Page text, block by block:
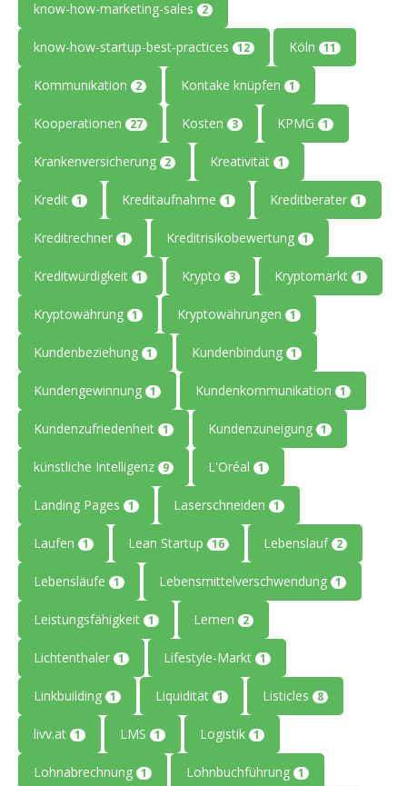
know-how-marketing-sales 2
know-how-startup-best-practices 12 Köln 11
Kommunikation 2 Kontake knüpfen 1
Kooperationen 27 Kosten 3 KPMG 1
Krankenversicherung 2 Kreativität 1
Kredit 1 Kreditaufnahme 1 Kreditberater 1
Kreditrechner 1 Kreditrisikobewertung 1
Kreditwürdigkeit 1 Krypto 3 Kryptomarkt 1
Kryptowährung 1 Kryptowährungen 1
Kundenbeziehung 1 Kundenbindung 1
Kundengewinnung 1 Kundenkommunikation 1
Kundenzufriedenheit 1 Kundenzuneigung 1
künstliche Intelligenz 9 L'Oréal 1
Landing Pages 1 Laserschneiden 1
Laufen 1 Lean Startup 16 Lebenslauf 2
Lebensläufe 1 Lebensmittelverschwendung 1
Leistungsfähigkeit 1 Lernen 2
Lichtenthaler 1 Lifestyle-Markt 1
Linkbuilding 1 Liquidität 1 Listicles 8
livv.at 1 LMS 1 Logistik 1
Lohnabrechnung 1 Lohnbuchführung 1